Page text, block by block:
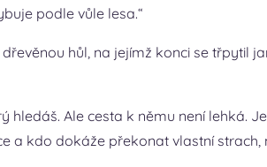
podle vůle lesa.“
hůl, na jejímž konci se třpytil
Ale cesta k němu není lehká.
a kdo dokáže překonat vlastní strach,